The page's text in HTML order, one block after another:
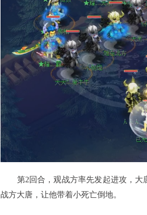
第2回合，观战方率先发起进攻，大
战方大唐，让他带着小死亡倒地。